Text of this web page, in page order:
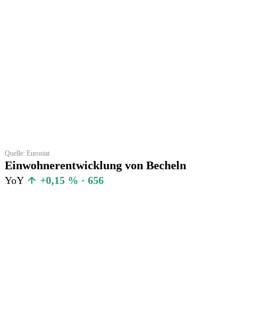
Quelle: Eurostat
Einwohnerentwicklung von Becheln
YoY +0,15 % · 656